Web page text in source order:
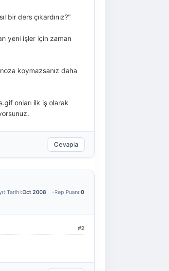
bir ders çıkardınız?"
yeni işler için zaman
koymazsanız daha
onları ilk iş olarak
Cevapla
Tarihi:Oct 2008 Rep Puanı:0
#2